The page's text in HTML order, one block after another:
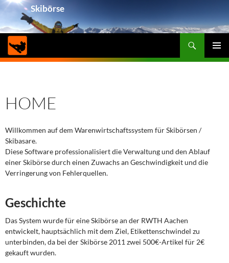
Skibörse
Suchen
ZUM
INHALT
HOME
Willkommen auf dem Warenwirtschaftssystem für Skibörsen /
Skibasare.
Diese Software professionalisiert die Verwaltung und den Ablauf
einer Skibörse durch einen Zuwachs an Geschwindigkeit und die
Verringerung von Fehlerquellen.
Geschichte
Das System wurde für eine Skibörse an der RWTH Aachen
entwickelt, hauptsächlich mit dem Ziel, Etikettenschwindel zu
unterbinden, da bei der Skibörse 2011 zwei 500€-Artikel für 2€
gekauft wurden.